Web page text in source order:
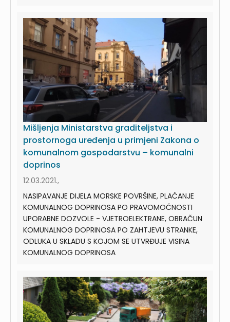
Mišljenja Ministarstva graditeljstva i
prostornoga uređenja u primjeni Zakona o
komunalnom gospodarstvu – komunalni
doprinos
12.03.2021.,
NASIPAVANJE DIJELA MORSKE POVRŠINE, PLAĆANJE
KOMUNALNOG DOPRINOSA PO PRAVOMOĆNOSTI
UPORABNE DOZVOLE - VJETROELEKTRANE, OBRAČUN
KOMUNALNOG DOPRINOSA PO ZAHTJEVU STRANKE,
ODLUKA U SKLADU S KOJOM SE UTVRĐUJE VISINA
KOMUNALNOG DOPRINOSA